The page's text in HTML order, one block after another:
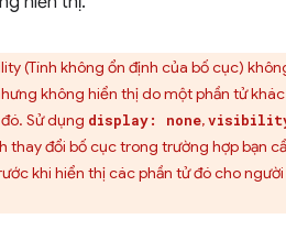
(Tính không ổn định của bố cục)
không hiển thị do một phần tử khác
Sử dụng display: none,
thay đổi bố cục trong trường hợp bạn
khi hiển thị các phần tử đó cho người